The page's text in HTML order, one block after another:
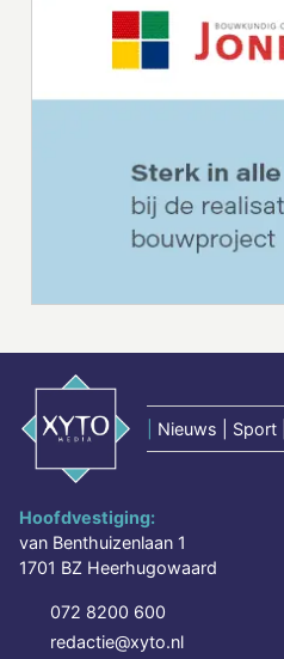
Nieuws | Sport
Hoofdvestiging:
van Benthuizenlaan 1
1701 BZ Heerhugowaard
072 8200 600
redactie@xyto.nl